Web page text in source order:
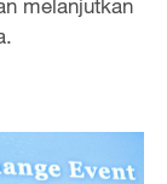
melanjutkan